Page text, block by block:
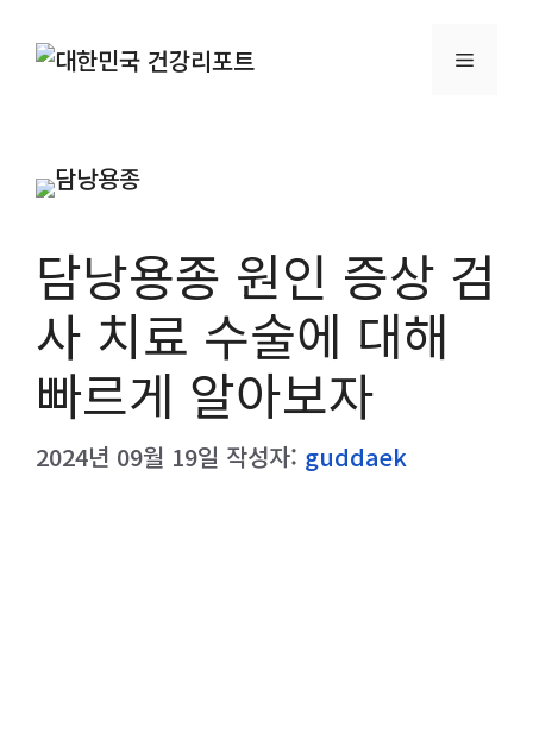
메
담낭용종 원인 증상 검
사 치료 수술에 대해
빠르게 알아보자
2024년 09월 19일 작성자: guddaek